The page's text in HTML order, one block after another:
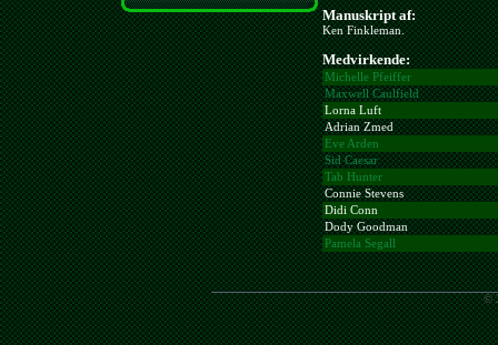
Manuskript af:
Ken Finkleman.
Medvirkende:
Michelle Pfeiffer
Maxwell Caulfield
Lorna Luft
Adrian Zmed
Eve Arden
Sid Caesar
Tab Hunter
Connie Stevens
Didi Conn
Dody Goodman
Pamela Segall
©